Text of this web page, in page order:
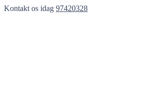
Kontakt os idag 97420328